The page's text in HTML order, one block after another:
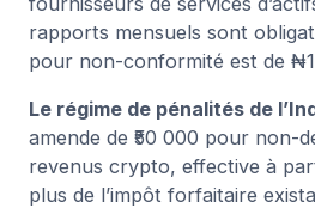
rapports mensuels sont
pour non-conformité est de
Le régime de pénalités de
amende de ₹50 000 pour non-
revenus crypto, effective à
plus de l’impôt forfaitaire